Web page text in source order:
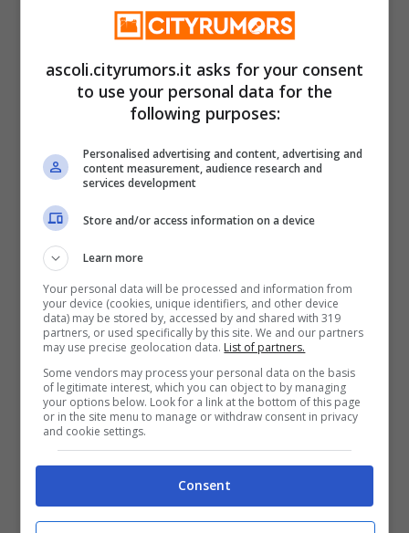
vedono e voi ne siete l’esempio
Grazie anche a tutti coloro che sono venuti
a sostenere i nostri competitori, senza il
vostro tifo e il vostro supporto non
Categorie
Cronaca
Tag
Ascoli
Attesa per Nel cuore nell’anima: la
rassegna dedicata agli autori in musica e
parole prenderà il via a luglio, con Niccolò
Fabi, quindi Bandabardò e Nicola Piovani
Ascoli, Un nuovo brand territoriale per
l’area del Gal Piceno per un piano turistico
integrato e di promozione del territorio
ascoli.cityrumors.it asks for your consent
to use your personal data for the
following purposes:
Personalised advertising and content, advertising and
content measurement, audience research and
services development
Store and/or access information on a device
Learn more
Your personal data will be processed and information from
your device (cookies, unique identifiers, and other device
data) may be stored by, accessed by and shared with 319
partners, or used specifically by this site. We and our partners
may use precise geolocation data. List of partners.
Some vendors may process your personal data on the basis
of legitimate interest, which you can object to by managing
your options below. Look for a link at the bottom of this page
or in the site menu to manage or withdraw consent in privacy
and cookie settings.
Consent